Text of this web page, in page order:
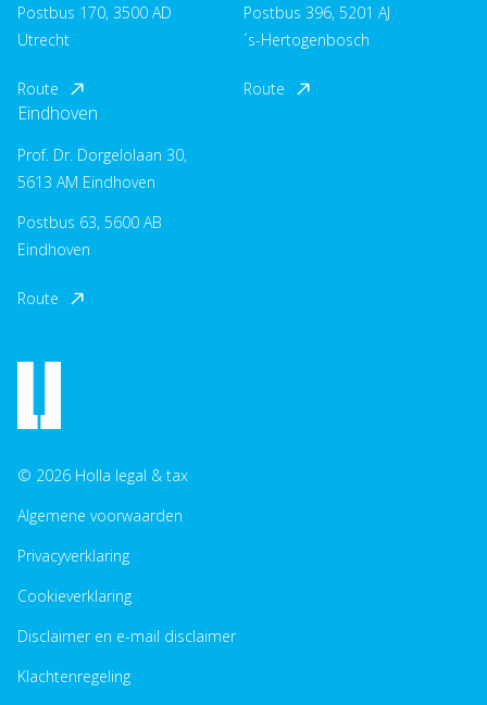
Postbus 170, 3500 AD
Utrecht
Route
Postbus 396, 5201 AJ
´s-Hertogenbosch
Route
Eindhoven
Prof. Dr. Dorgelolaan 30,
5613 AM Eindhoven
Postbus 63, 5600 AB
Eindhoven
Route
© 2026 Holla legal & tax
Algemene voorwaarden
Privacyverklaring
Cookieverklaring
Disclaimer en e-mail disclaimer
Klachtenregeling